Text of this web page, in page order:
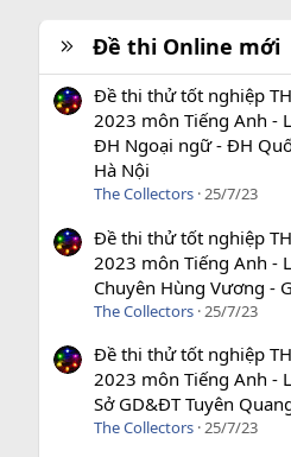
Đề thi Online mới
Đề thi thử tốt nghiệp
2023 môn Tiếng Anh -
ĐH Ngoại ngữ - ĐH
Hà Nội
The Collectors 25/7/23
Đề thi thử tốt nghiệp
2023 môn Tiếng Anh -
Chuyên Hùng Vương -
The Collectors 25/7/23
Đề thi thử tốt nghiệp
2023 môn Tiếng Anh -
Sở GD&ĐT Tuyên
The Collectors 25/7/23